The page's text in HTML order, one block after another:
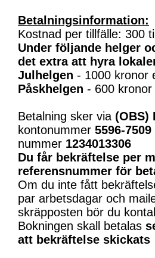
Betalningsinformation:
Kostnad per tillfälle: 300
Under följande helger
det extra att hyra
Julhelgen - 1000 kronor
Påskhelgen - 600
Betalning sker via (OBS)
kontonummer 5596-7509
nummer 1234013306
Du får bekräftelse per
referensnummer för
Om du inte fått
par arbetsdagar och
skräpposten bör du
Bokningen skall betalas
att bekräftelse skickats